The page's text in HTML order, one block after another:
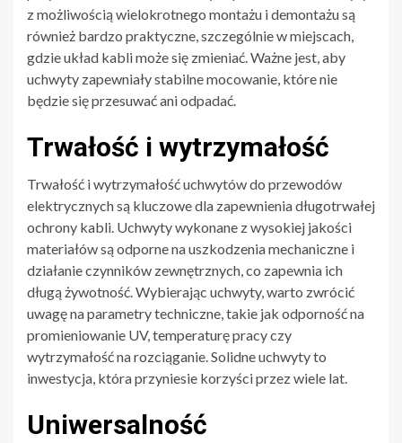
z możliwością wielokrotnego montażu i demontażu są
również bardzo praktyczne, szczególnie w miejscach,
gdzie układ kabli może się zmieniać. Ważne jest, aby
uchwyty zapewniały stabilne mocowanie, które nie
będzie się przesuwać ani odpadać.
Trwałość i wytrzymałość
Trwałość i wytrzymałość uchwytów do przewodów
elektrycznych są kluczowe dla zapewnienia długotrwałej
ochrony kabli. Uchwyty wykonane z wysokiej jakości
materiałów są odporne na uszkodzenia mechaniczne i
działanie czynników zewnętrznych, co zapewnia ich
długą żywotność. Wybierając uchwyty, warto zwrócić
uwagę na parametry techniczne, takie jak odporność na
promieniowanie UV, temperaturę pracy czy
wytrzymałość na rozciąganie. Solidne uchwyty to
inwestycja, która przyniesie korzyści przez wiele lat.
Uniwersalność